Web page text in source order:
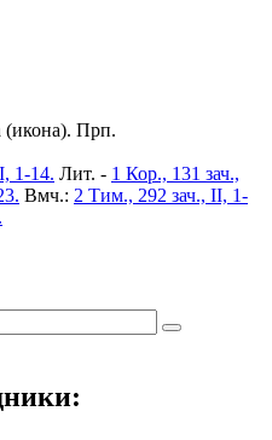
(икона). Прп.
1-14. Лит. - 1 Кор., 131 зач.,
Вмч.: 2 Тим., 292 зач., II, 1-